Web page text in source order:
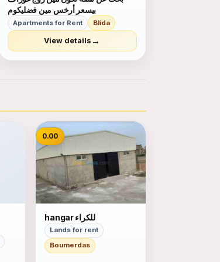
بيسعر أرخس مين فضليكوم
Apartments for Rent Blida
View details →
0.00
hangar للكراء
Lands for rent
Boumerdas